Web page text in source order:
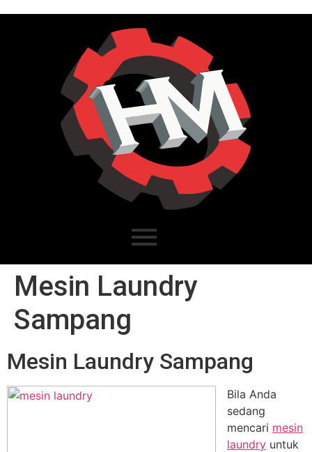
Mesin Laundry
Sampang
Mesin Laundry Sampang
Bila Anda
sedang
mencari mesin
laundry untuk